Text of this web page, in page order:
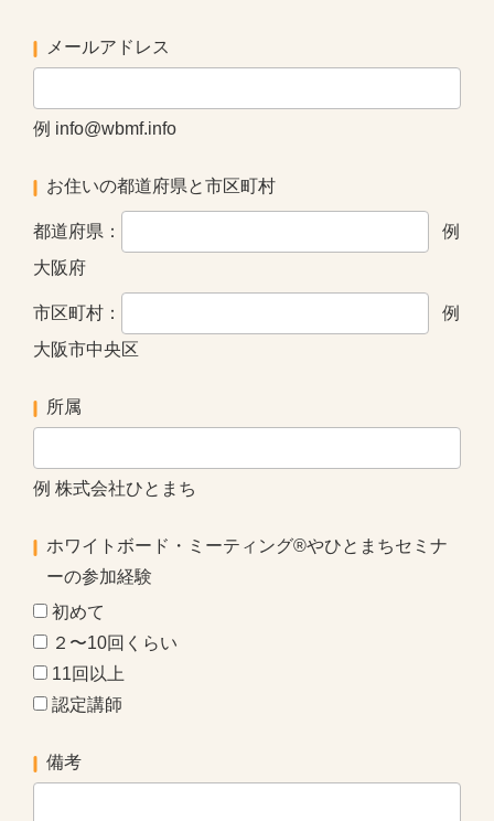
メールアドレス
例 info@wbmf.info
お住いの都道府県と市区町村
都道府県：
例
大阪府
市区町村：
例
大阪市中央区
所属
例 株式会社ひとまち
ホワイトボード・ミーティング®やひとまちセミナ
ーの参加経験
初めて
２〜10回くらい
11回以上
認定講師
備考